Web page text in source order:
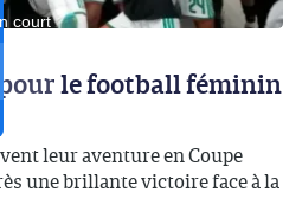
court
le football féminin
leur aventure en Coupe
une brillante victoire face à la